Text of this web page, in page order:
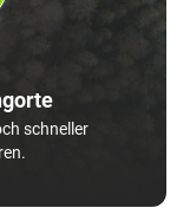
schneller